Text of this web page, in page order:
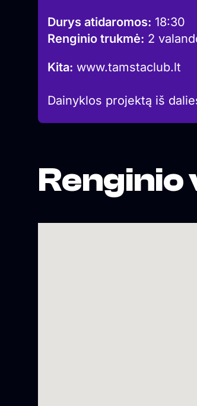
Durys atidaromos: 18:30
Renginio trukmė: 2
Kita: www.tamstaclub.lt
Dainyklos projektą iš
Renginio